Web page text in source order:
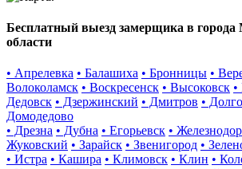
Бесплатный выезд замерщика в города
области
• Апрелевка • Балашиха • Бронницы •
Волоколамск • Воскресенск • Высоковск
Дедовск • Дзержинский • Дмитров •
Домодедово
• Дрезна • Дубна • Егорьевск •
Жуковский • Зарайск • Звенигород •
• Истра • Кашира • Климовск • Клин •